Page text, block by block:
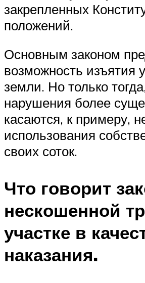
закрепленных
положений.
Основным законом
возможность изъятия
земли. Но только
нарушения более
касаются, к примеру,
использования
своих соток.
Что говорит
нескошенной
участке в
наказания.